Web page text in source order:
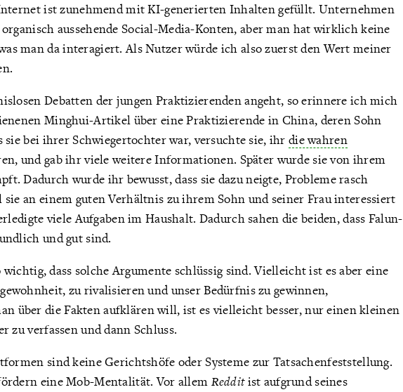
ist zunehmend mit KI-generierten Inhalten gefüllt. Unternehmen
aussehende Social-Media-Konten, aber man hat wirklich keine
man da interagiert. Als Nutzer würde ich also zuerst den Wert meiner
Debatten der jungen Praktizierenden angeht, so erinnere ich mich
Minghui-Artikel über eine Praktizierende in China, deren Sohn
sie bei ihrer Schwiegertochter war, versuchte sie, ihrdie wahren
und gab ihr viele weitere Informationen. Später wurde sie von ihrem
Dadurch wurde ihr bewusst, dass sie dazu neigte, Probleme rasch
sie an einem guten Verhältnis zu ihrem Sohn und seiner Frau interessiert
viele Aufgaben im Haushalt. Dadurch sahen die beiden, dass Falun-
und gut sind.
dass solche Argumente schlüssig sind. Vielleicht ist es aber eine
zu rivalisieren und unser Bedürfnis zu gewinnen,
über die Fakten aufklären will, ist es vielleicht besser, nur einen kleinen
zu verfassen und dann Schluss.
sind keine Gerichtshöfe oder Systeme zur Tatsachenfeststellung.
eine Mob-Mentalität. Vor allem Redditist aufgrund seines